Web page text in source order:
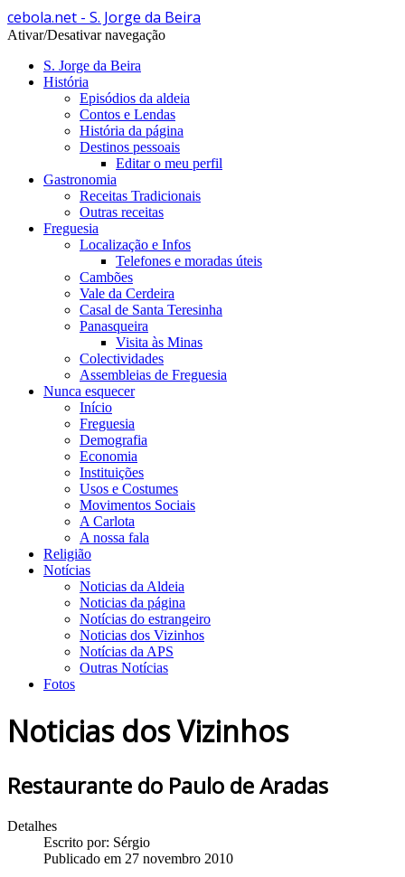
cebola.net - S. Jorge da Beira
Ativar/Desativar navegação
S. Jorge da Beira
História
Episódios da aldeia
Contos e Lendas
História da página
Destinos pessoais
Editar o meu perfil
Gastronomia
Receitas Tradicionais
Outras receitas
Freguesia
Localização e Infos
Telefones e moradas úteis
Cambões
Vale da Cerdeira
Casal de Santa Teresinha
Panasqueira
Visita às Minas
Colectividades
Assembleias de Freguesia
Nunca esquecer
Início
Freguesia
Demografia
Economia
Instituições
Usos e Costumes
Movimentos Sociais
A Carlota
A nossa fala
Religião
Notícias
Noticias da Aldeia
Noticias da página
Notícias do estrangeiro
Noticias dos Vizinhos
Notícias da APS
Outras Notícias
Fotos
Noticias dos Vizinhos
Restaurante do Paulo de Aradas
Detalhes
Escrito por: Sérgio
Publicado em 27 novembro 2010